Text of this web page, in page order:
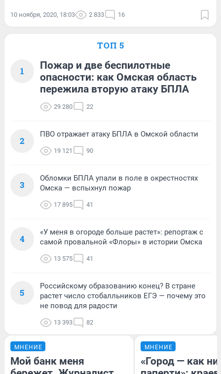
10 ноября, 2020, 18:03 2 833 16
ТОП 5
1
Пожар и две беспилотные
опасности: как Омская область
пережила вторую атаку БПЛА
29 280 22
2
ПВО отражает атаку БПЛА в Омской области
19 121 90
3
Обломки БПЛА упали в поле в окрестностях
Омска — вспыхнул пожар
17 895 41
4
«У меня в огороде больше растет»: репортаж с
самой провальной «Флоры» в истории Омска
13 575 41
5
Российскому образованию конец? В стране
растет число стобалльников ЕГЭ — почему это
не повод для радости
13 393 82
МНЕНИЕ
Мой банк меня
МНЕНИЕ
«Город — как